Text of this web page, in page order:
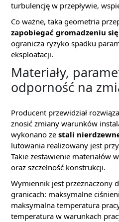
turbulencję w przepływie,
Co ważne, taka geometria
zapobiegać gromadzeniu się
ogranicza ryzyko spadku
eksploatacji.
Materiały,
odporność na
Producent przewidział
znosić zmiany warunków
wykonano ze stali
lutowania realizowany jest
Takie zestawienie materiałów
oraz szczelność konstrukcji.
Wymiennik jest przeznaczony
granicach: maksymalne
maksymalna temperatura
temperatura w warunkach